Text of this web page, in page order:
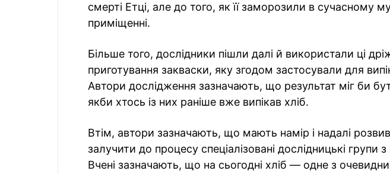
смерті Етці, але до того, як її заморозили в сучасному
приміщенні.
Більше того, дослідники пішли далі й використали ці
приготування закваски, яку згодом застосували для
Автори дослідження зазначають, що результат міг би
якби хтось із них раніше вже випікав хліб.
Втім, автори зазначають, що мають намір і надалі
залучити до процесу спеціалізовані дослідницькі групи з
Вчені зазначають, що на сьогодні хліб — одне з